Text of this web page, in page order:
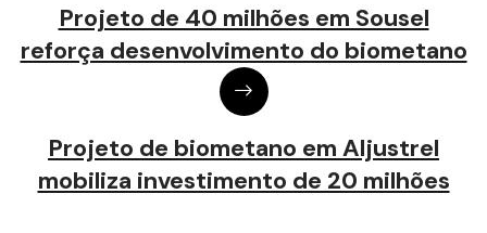
Projeto de 40 milhões em Sousel
reforça desenvolvimento do biometano
Projeto de biometano em Aljustrel
mobiliza investimento de 20 milhões